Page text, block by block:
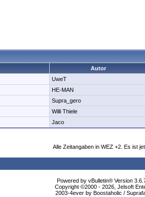
Autor
UweT
HE-MAN
Supra_gero
Willi Thiele
Jaco
Alle Zeitangaben in WEZ +2. Es ist
Powered by vBulletin® Version
Copyright ©2000 - 2026, Jelsoft
2003-4ever by Boostaholic /